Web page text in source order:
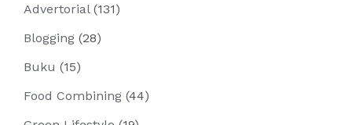
Advertorial(131)
Blogging (28)
Buku (15)
Food Combining (44)